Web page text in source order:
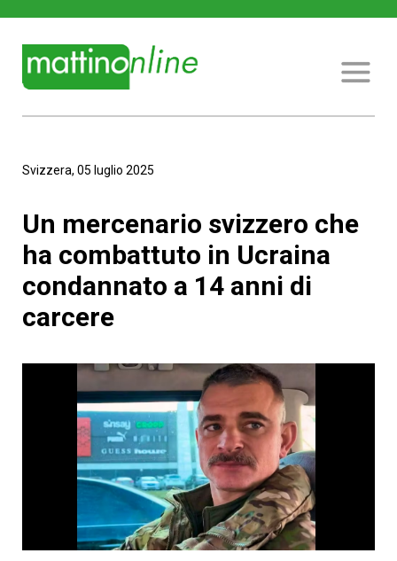
Svizzera, 05 luglio 2025
Un mercenario svizzero che
ha combattuto in Ucraina
condannato a 14 anni di
carcere